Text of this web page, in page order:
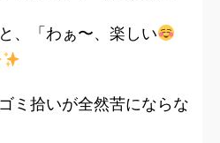
、「わぁ〜、楽しい
ミ拾いが全然苦にならな